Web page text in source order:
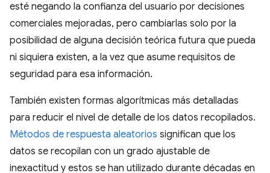
esté negando la confianza del usuario por decisiones
comerciales mejoradas, pero cambiarlas solo por la
posibilidad de alguna decisión teórica futura que pueda
ni siquiera existen, a la vez que asume requisitos de
seguridad para esa información.
También existen formas algorítmicas más detalladas
para reducir el nivel de detalle de los datos recopilados.
Métodos de respuesta aleatorios significan que los
datos se recopilan con un grado ajustable de
inexactitud y estos se han utilizado durante décadas en